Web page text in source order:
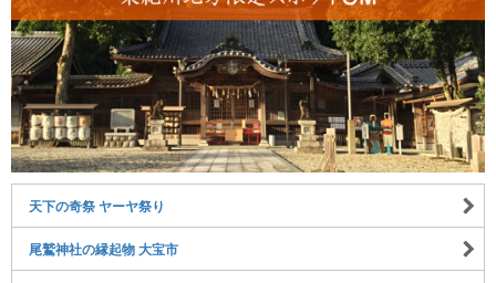
天下の奇祭 ヤーヤ祭り
尾鷲神社の縁起物 大宝市